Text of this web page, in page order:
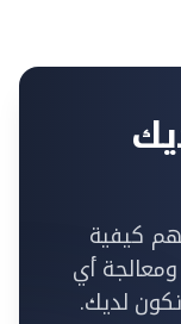
كيفية
أي
لديك.